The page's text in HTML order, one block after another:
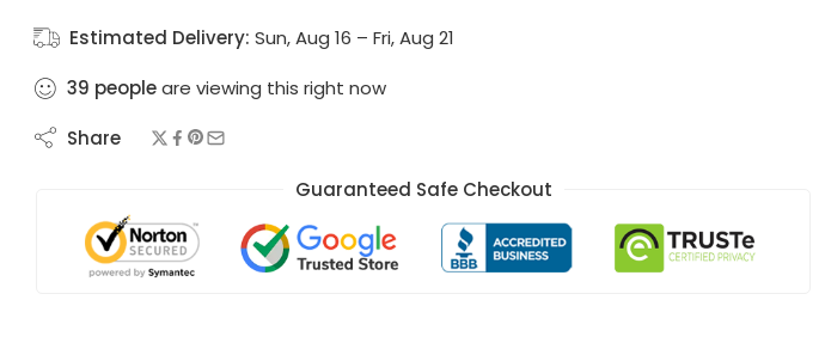
Estimated Delivery: Sun, Aug 16 – Fri, Aug 21
39 peopleare viewing this right now
Share
Guaranteed Safe Checkout